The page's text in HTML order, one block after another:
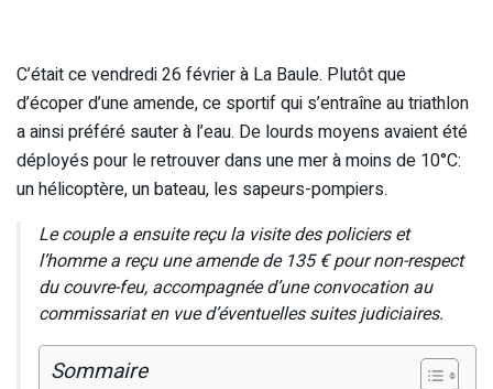
C’était ce vendredi 26 février à La Baule. Plutôt que
d’écoper d’une amende, ce sportif qui s’entraîne au triathlon
a ainsi préféré sauter à l’eau. De lourds moyens avaient été
déployés pour le retrouver dans une mer à moins de 10°C:
un hélicoptère, un bateau, les sapeurs-pompiers.
Le couple a ensuite reçu la visite des policiers et
l’homme a reçu une amende de 135 € pour non-respect
du couvre-feu, accompagnée d’une convocation au
commissariat en vue d’éventuelles suites judiciaires.
Sommaire